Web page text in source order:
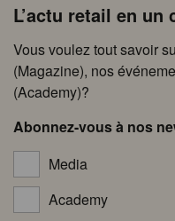
L’actu retail en un
Vous voulez tout savoir
(Magazine), nos
(Academy)?
Abonnez-vous à nos
Media
Academy